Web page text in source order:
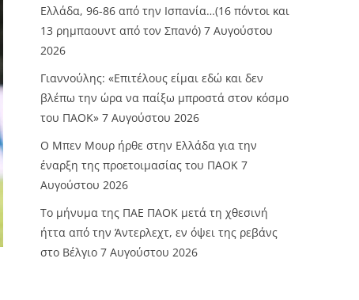
Ελλάδα, 96-86 από την Ισπανία…(16 πόντοι και
13 ρημπαουντ από τον Σπανό) 7 Αυγούστου
2026
Γιαννούλης: «Επιτέλους είμαι εδώ και δεν
βλέπω την ώρα να παίξω μπροστά στον κόσμο
του ΠΑΟΚ» 7 Αυγούστου 2026
O Mπεν Μουρ ήρθε στην Ελλάδα για την
έναρξη της προετοιμασίας του ΠΑΟΚ 7
Αυγούστου 2026
Το μήνυμα της ΠΑΕ ΠΑΟΚ μετά τη χθεσινή
ήττα από την Άντερλεχτ, εν όψει της ρεβάνς
στο Βέλγιο 7 Αυγούστου 2026